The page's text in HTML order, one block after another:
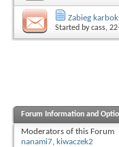
Zabieg
Started bycass,
Forum Information and
Moderators of this Forum
nanami7, kiwaczek2